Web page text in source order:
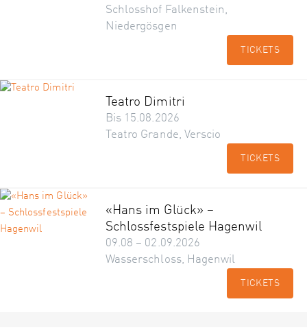
Schlosshof Falkenstein,
Niedergösgen
TICKETS
Teatro Dimitri
Bis 15.08.2026
Teatro Grande, Verscio
TICKETS
«Hans im Glück» –
Schlossfestspiele Hagenwil
09.08 – 02.09.2026
Wasserschloss, Hagenwil
TICKETS